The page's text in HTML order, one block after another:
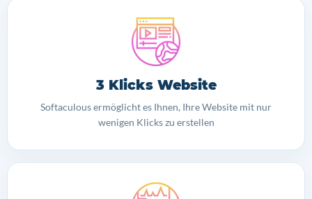
3 Klicks Website
Softaculous ermöglicht es Ihnen, Ihre Website mit nur
wenigen Klicks zu erstellen